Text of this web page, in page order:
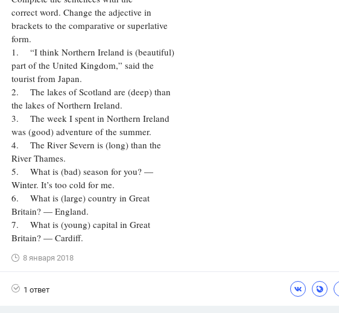
1752 ответа
Олимпиады
ответа
Spotlight
ГИА
ответов
correct word. Change the adjective in
brackets to the comparative or superlative
form.
1. “I think Northern Ireland is (beautiful)
part of the United Kingdom,” said the
tourist from Japan.
2. The lakes of Scotland are (deep) than
the lakes of Northern Ireland.
3. The week I spent in Northern Ireland
was (good) adventure of the summer.
4. The River Severn is (long) than the
River Thames.
5. What is (bad) season for you? —
Winter. It’s too cold for me.
6. What is (large) country in Great
Britain? — England.
7. What is (young) capital in Great
Britain? — Cardiff.
8 января 2018
1 ответ